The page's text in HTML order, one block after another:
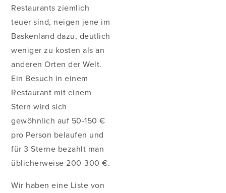
Restaurants ziemlich
teuer sind, neigen jene im
Baskenland dazu, deutlich
weniger zu kosten als an
anderen Orten der Welt.
Ein Besuch in einem
Restaurant mit einem
Stern wird sich
gewöhnlich auf 50-150 €
pro Person belaufen und
für 3 Sterne bezahlt man
üblicherweise 200-300 €.
Wir haben eine Liste von